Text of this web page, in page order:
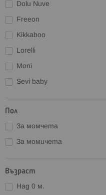
Dolu Nuve
Freeon
Kikkaboo
Lorelli
Moni
Sevi baby
Пол
За момчета
За момичета
Възраст
Над 0 м.